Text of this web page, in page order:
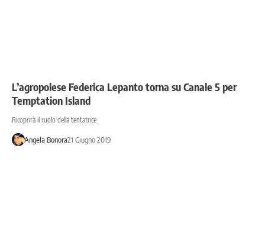
L’agropolese Federica Lepanto torna su Canale 5 per
Temptation Island
Ricoprirà il ruolo della tentatrice
Angela Bonora21 Giugno 2019